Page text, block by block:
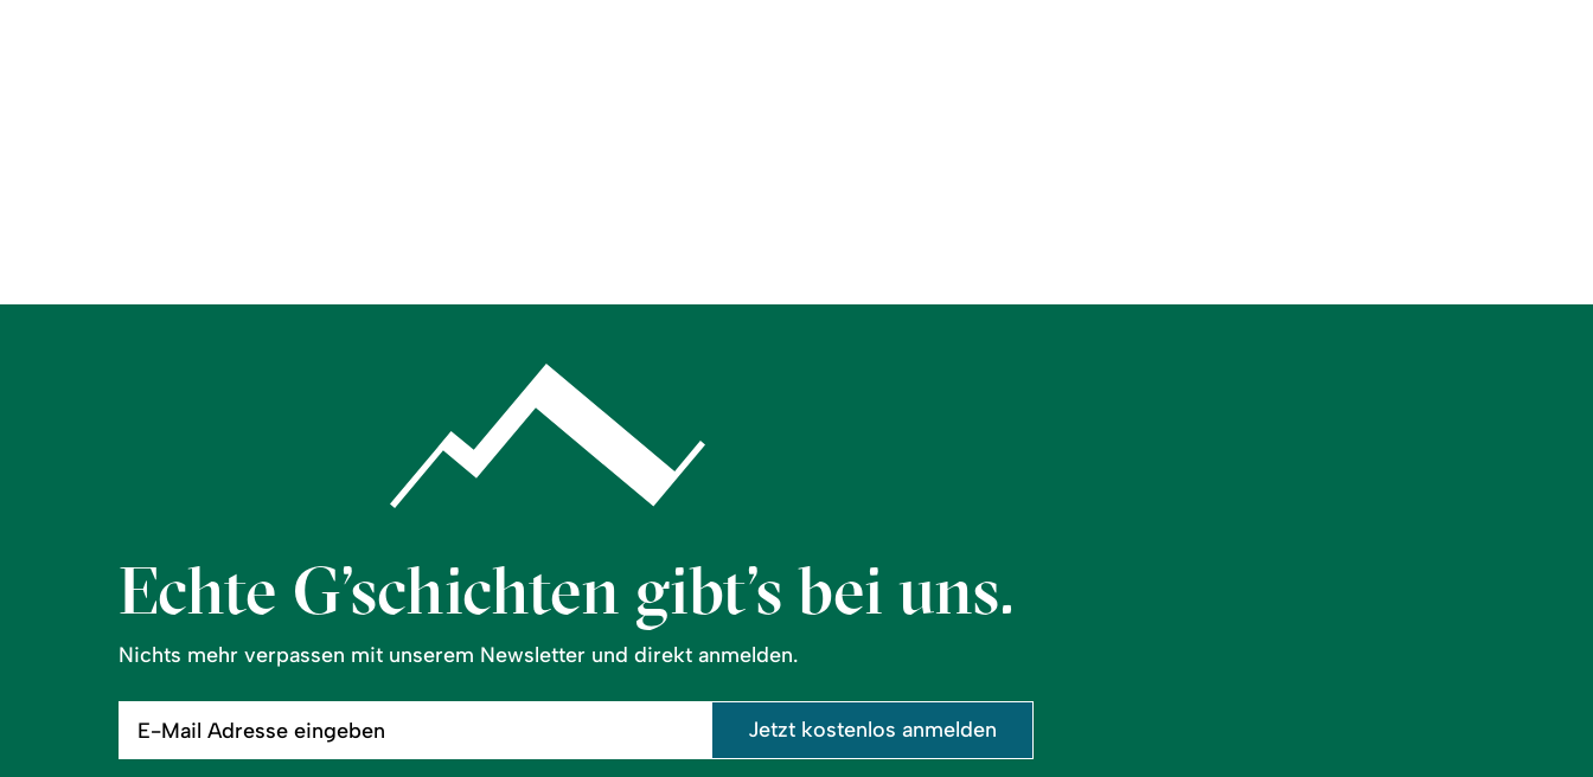
Echte G’schichten gibt’s bei uns.
Nichts mehr verpassen mit unserem Newsletter und direkt anmelden.
Mail
eingeben
Jetzt kostenlos anmelden